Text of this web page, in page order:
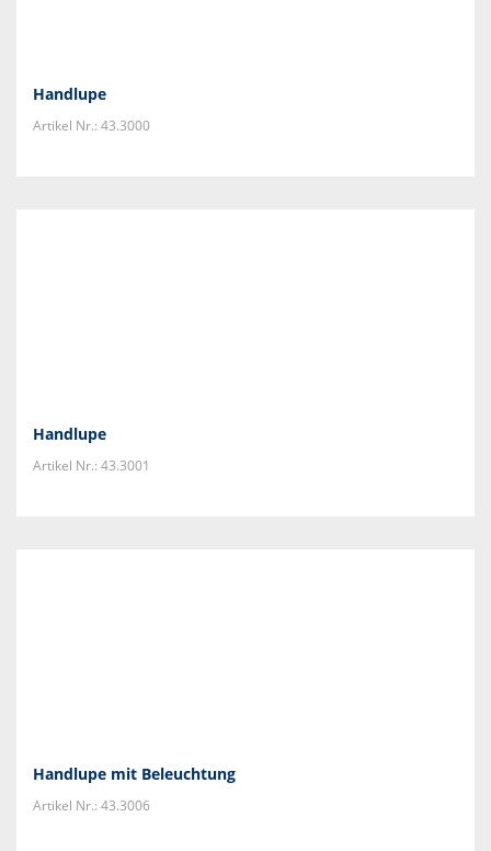
Handlupe
Artikel Nr.: 43.3000
Handlupe
Artikel Nr.: 43.3001
Handlupe mit Beleuchtung
Artikel Nr.: 43.3006